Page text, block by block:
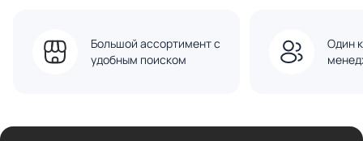
Большой ассортимент с
удобным поиском
Один